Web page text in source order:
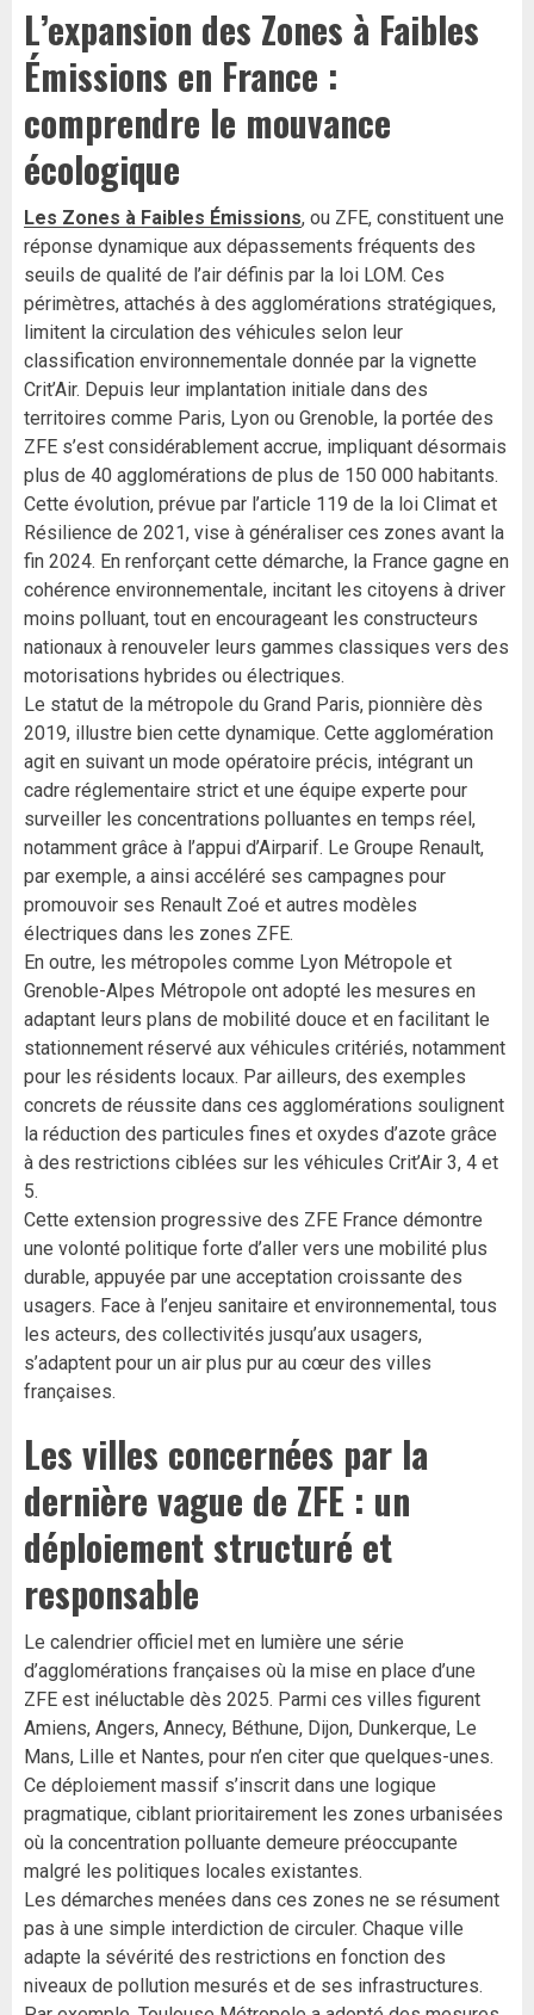
L’expansion des Zones à Faibles
Émissions en France :
comprendre le mouvance
écologique
Les Zones à Faibles Émissions, ou ZFE, constituent une
réponse dynamique aux dépassements fréquents des
seuils de qualité de l’air définis par la loi LOM. Ces
périmètres, attachés à des agglomérations stratégiques,
limitent la circulation des véhicules selon leur
classification environnementale donnée par la vignette
Crit’Air. Depuis leur implantation initiale dans des
territoires comme Paris, Lyon ou Grenoble, la portée des
ZFE s’est considérablement accrue, impliquant désormais
plus de 40 agglomérations de plus de 150 000 habitants.
Cette évolution, prévue par l’article 119 de la loi Climat et
Résilience de 2021, vise à généraliser ces zones avant la
fin 2024. En renforçant cette démarche, la France gagne en
cohérence environnementale, incitant les citoyens à driver
moins polluant, tout en encourageant les constructeurs
nationaux à renouveler leurs gammes classiques vers des
motorisations hybrides ou électriques.
Le statut de la métropole du Grand Paris, pionnière dès
2019, illustre bien cette dynamique. Cette agglomération
agit en suivant un mode opératoire précis, intégrant un
cadre réglementaire strict et une équipe experte pour
surveiller les concentrations polluantes en temps réel,
notamment grâce à l’appui d’Airparif. Le Groupe Renault,
par exemple, a ainsi accéléré ses campagnes pour
promouvoir ses Renault Zoé et autres modèles
électriques dans les zones ZFE.
En outre, les métropoles comme Lyon Métropole et
Grenoble-Alpes Métropole ont adopté les mesures en
adaptant leurs plans de mobilité douce et en facilitant le
stationnement réservé aux véhicules critériés, notamment
pour les résidents locaux. Par ailleurs, des exemples
concrets de réussite dans ces agglomérations soulignent
la réduction des particules fines et oxydes d’azote grâce
à des restrictions ciblées sur les véhicules Crit’Air 3, 4 et
5.
Cette extension progressive des ZFE France démontre
une volonté politique forte d’aller vers une mobilité plus
durable, appuyée par une acceptation croissante des
usagers. Face à l’enjeu sanitaire et environnemental, tous
les acteurs, des collectivités jusqu’aux usagers,
s’adaptent pour un air plus pur au cœur des villes
françaises.
Les villes concernées par la
dernière vague de ZFE : un
déploiement structuré et
responsable
Le calendrier officiel met en lumière une série
d’agglomérations françaises où la mise en place d’une
ZFE est inéluctable dès 2025. Parmi ces villes figurent
Amiens, Angers, Annecy, Béthune, Dijon, Dunkerque, Le
Mans, Lille et Nantes, pour n’en citer que quelques-unes.
Ce déploiement massif s’inscrit dans une logique
pragmatique, ciblant prioritairement les zones urbanisées
où la concentration polluante demeure préoccupante
malgré les politiques locales existantes.
Les démarches menées dans ces zones ne se résument
pas à une simple interdiction de circuler. Chaque ville
adapte la sévérité des restrictions en fonction des
niveaux de pollution mesurés et de ses infrastructures.